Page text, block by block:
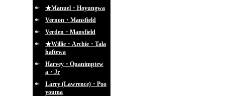
★Manuel・Hoyungwa
Vernon・Mansfield
Verden・Mansfield
★Willie・Archie・Tala
haftewa
Harvey・Quanimptew
a・Jr
Larry (Lawrence)・Poo
youma